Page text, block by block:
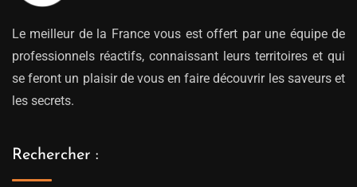
Le meilleur de la France vous est offert par une équipe de
professionnels réactifs, connaissant leurs territoires et qui
se feront un plaisir de vous en faire découvrir les saveurs et
les secrets.
Rechercher :